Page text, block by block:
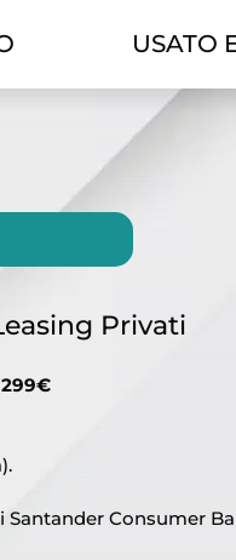
USATO
Privati
299€
Consumer